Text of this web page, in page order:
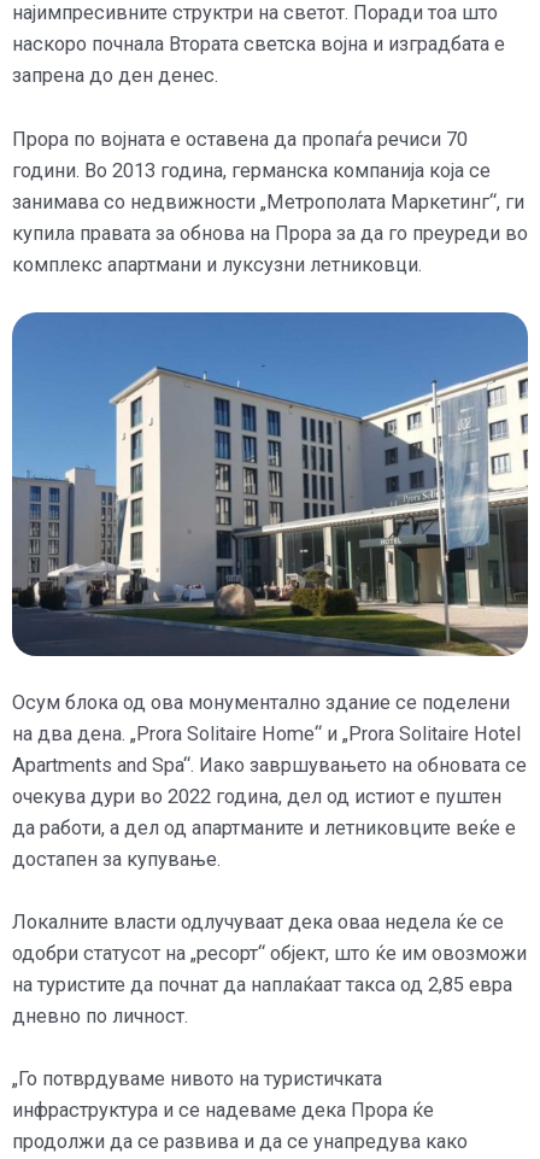
најимпресивните структри на светот. Поради тоа што
наскоро почнала Втората светска војна и изградбата е
запрена до ден денес.
Прора по војната е оставена да пропаѓа речиси 70
години. Во 2013 година, германска компанија која се
занимава со недвижности „Метрополата Маркетинг“, ги
купила правата за обнова на Прора за да го преуреди во
комплекс апартмани и луксузни летниковци.
Осум блока од ова монументално здание се поделени
на два дена. „Prora Solitaire Home“ и „Prora Solitaire Hotel
Apartments and Spa“. Иако завршувањето на обновата се
очекува дури во 2022 година, дел од истиот е пуштен
да работи, а дел од апартманите и летниковците веќе е
достапен за купување.
Локалните власти одлучуваат дека оваа недела ќе се
одобри статусот на „ресорт“ објект, што ќе им овозможи
на туристите да почнат да наплаќаат такса од 2,85 евра
дневно по личност.
„Го потврдуваме нивото на туристичката
инфраструктура и се надеваме дека Прора ќе
продолжи да се развива и да се унапредува како